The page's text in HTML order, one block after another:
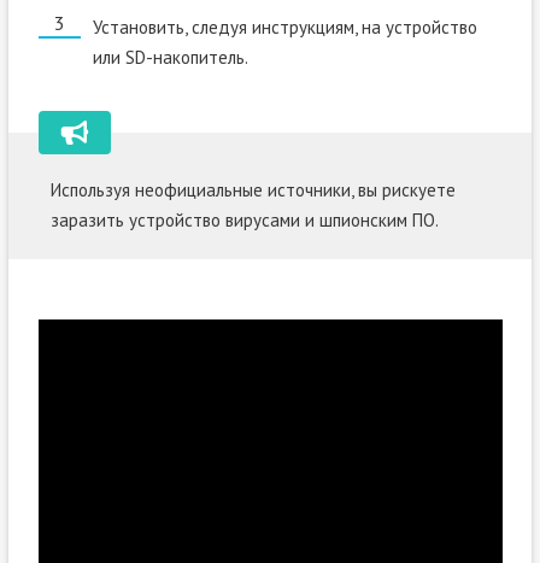
Установить, следуя инструкциям, на устройство
или SD-накопитель.
Используя неофициальные источники, вы рискуете
заразить устройство вирусами и шпионским ПО.